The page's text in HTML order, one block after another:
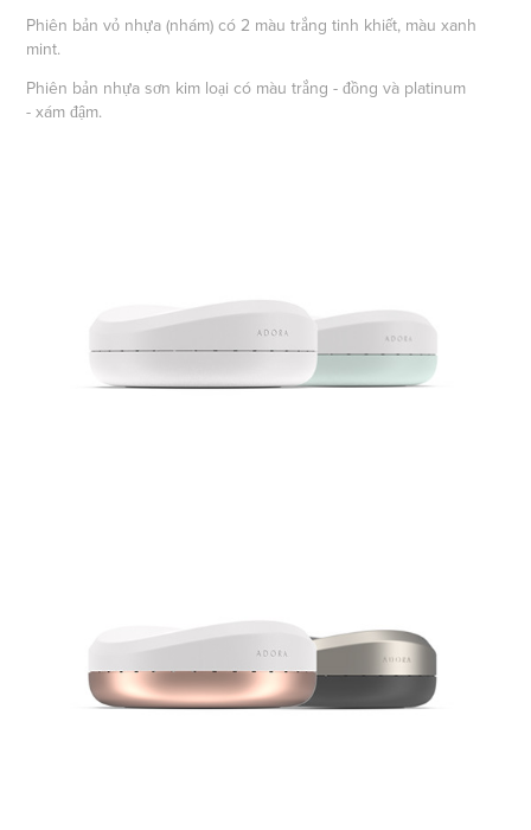
Phiên bản vỏ nhựa (nhám) có 2 màu trắng tinh khiết, màu xanh
mint.
Phiên bản nhựa sơn kim loại có màu trắng - đồng và platinum
- xám đậm.